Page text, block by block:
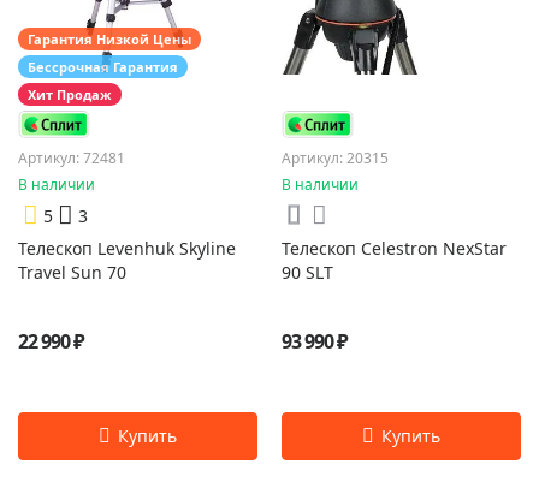
Гарантия Низкой Цены
Бессрочная Гарантия
Хит Продаж
Артикул: 72481
В наличии
5
3
Телескоп Levenhuk Skyline
Travel Sun 70
22 990 ₽
Артикул: 20315
В наличии
Телескоп Celestron NexStar
90 SLT
93 990 ₽